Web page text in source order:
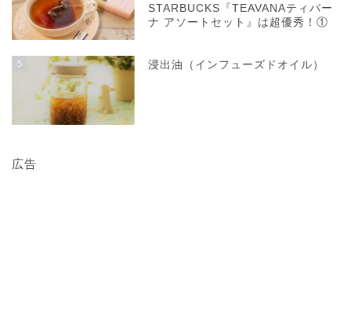
STARBUCKS『TEAVANAティバー
ナ アソートセット』は超優秀！①
5 浸出油（インフューズドオイル）
広告